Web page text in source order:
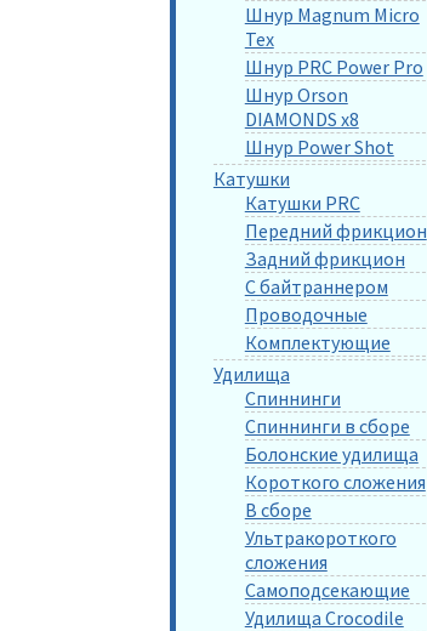
Шнур Magnum Micro
Tex
Шнур PRC Power Pro
Шнур Orson
DIAMONDS x8
Шнур Power Shot
Катушки
Катушки PRC
Передний фрикцион
Задний фрикцион
С байтраннером
Проводочные
Комплектующие
Удилища
Спиннинги
Спиннинги в сборе
Болонские удилища
Короткого сложения
В сборе
Ультракороткого
сложения
Самоподсекающие
Удилища Crocodile